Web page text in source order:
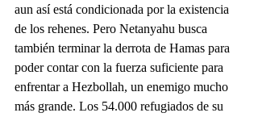
aun así está condicionada por la existencia
de los rehenes. Pero Netanyahu busca
también terminar la derrota de Hamas para
poder contar con la fuerza suficiente para
enfrentar a Hezbollah, un enemigo mucho
más grande. Los 54.000 refugiados de su